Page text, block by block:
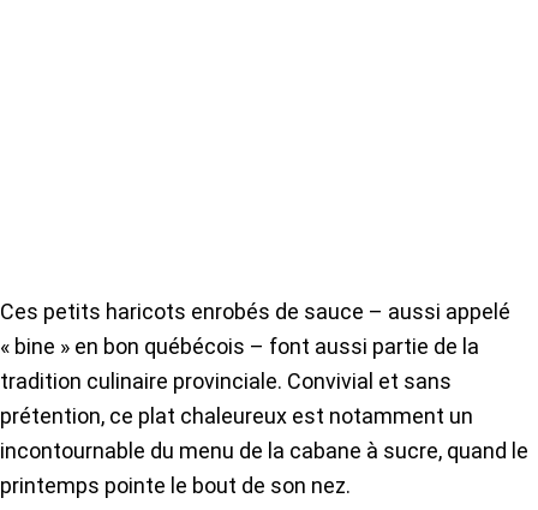
Ces petits haricots enrobés de sauce – aussi appelé
« bine » en bon québécois – font aussi partie de la
tradition culinaire provinciale. Convivial et sans
prétention, ce plat chaleureux est notamment un
incontournable du menu de la cabane à sucre, quand le
printemps pointe le bout de son nez.